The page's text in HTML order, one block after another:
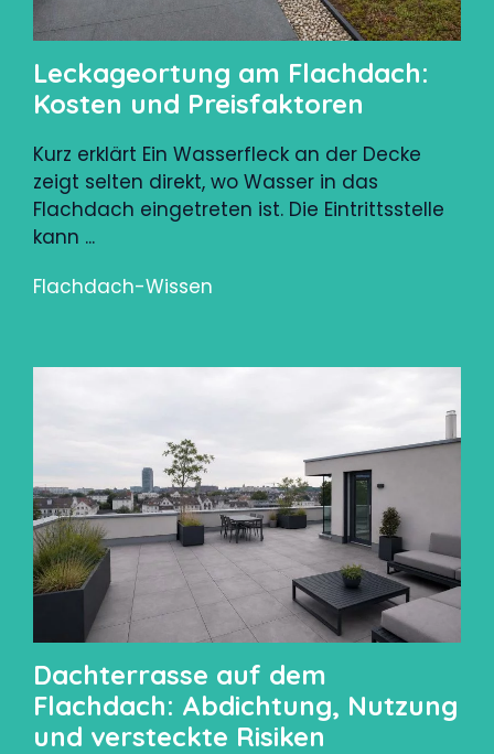
Leckageortung am Flachdach:
Kosten und Preisfaktoren
Kurz erklärt Ein Wasserfleck an der Decke
zeigt selten direkt, wo Wasser in das
Flachdach eingetreten ist. Die Eintrittsstelle
kann ...
Flachdach-Wissen
Dachterrasse auf dem
Flachdach: Abdichtung, Nutzung
und versteckte Risiken